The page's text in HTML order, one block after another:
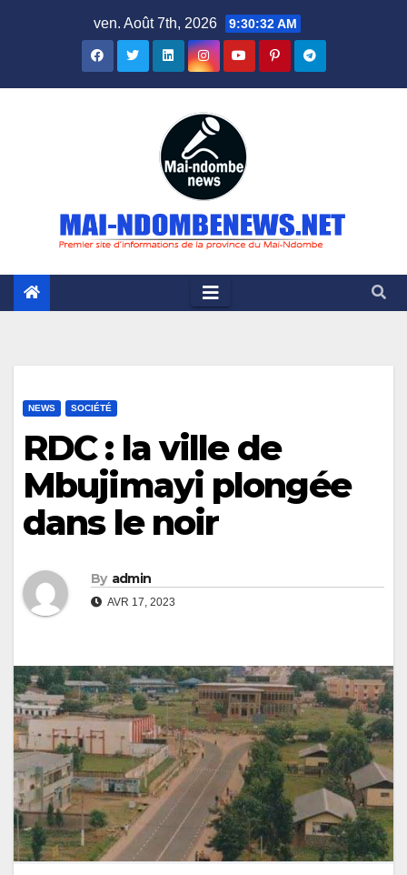
ven. Août 7th, 2026 9:30:33 AM
NEWS SOCIÉTÉ
RDC : la ville de
Mbujimayi plongée
dans le noir
By admin
AVR 17, 2023